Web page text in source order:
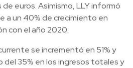
de euros. Asimismo, LLY informó
a un 40% de crecimiento en
con el año 2020.
se incrementó en 51% y
del 35% en los ingresos totales y